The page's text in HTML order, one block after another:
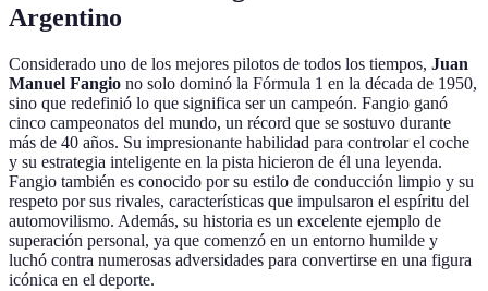
Argentino
Considerado uno de los mejores pilotos de todos los tiempos, Juan
Manuel Fangio no solo dominó la Fórmula 1 en la década de 1950,
sino que redefinió lo que significa ser un campeón. Fangio ganó
cinco campeonatos del mundo, un récord que se sostuvo durante
más de 40 años. Su impresionante habilidad para controlar el coche
y su estrategia inteligente en la pista hicieron de él una leyenda.
Fangio también es conocido por su estilo de conducción limpio y su
respeto por sus rivales, características que impulsaron el espíritu del
automovilismo. Además, su historia es un excelente ejemplo de
superación personal, ya que comenzó en un entorno humilde y
luchó contra numerosas adversidades para convertirse en una figura
icónica en el deporte.